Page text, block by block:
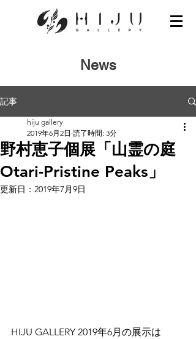
News
記事
野村恵子個展「山霊の庭
Otari-Pristine Peaks」
hiju gallery
2019年6月2日 読了時間: 3分
更新日： 2019年7月9日
HIJU GALLERY 2019年6月の展示は